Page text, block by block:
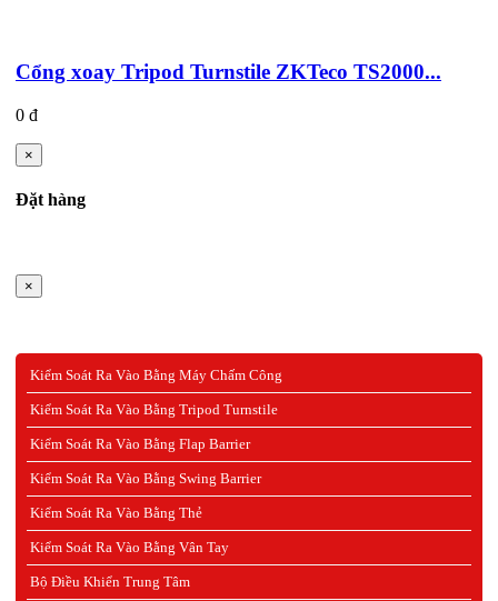
Cổng xoay Tripod Turnstile ZKTeco TS2000...
0 đ
×
Đặt hàng
×
Kiểm Soát Ra Vào Bằng Máy Chấm Công
Kiểm Soát Ra Vào Bằng Tripod Turnstile
Kiểm Soát Ra Vào Bằng Flap Barrier
Kiểm Soát Ra Vào Bằng Swing Barrier
Kiểm Soát Ra Vào Bằng Thẻ
Kiểm Soát Ra Vào Bằng Vân Tay
Bộ Điều Khiển Trung Tâm